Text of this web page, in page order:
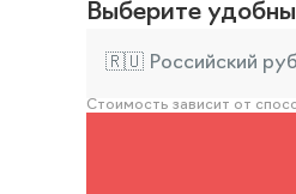
Выберите
🇷🇺 Российский
Стоимость зависит от